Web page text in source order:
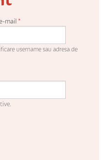
mail *
username sau adresa de